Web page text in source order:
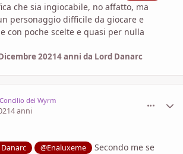
che sia ingiocabile, no affatto, ma
personaggio difficile da giocare e
con poche scelte e quasi per nulla
20214 anni da Lord Danarc
Concilio dei Wyrm
4 anni
@Enaluxeme
Secondo me se